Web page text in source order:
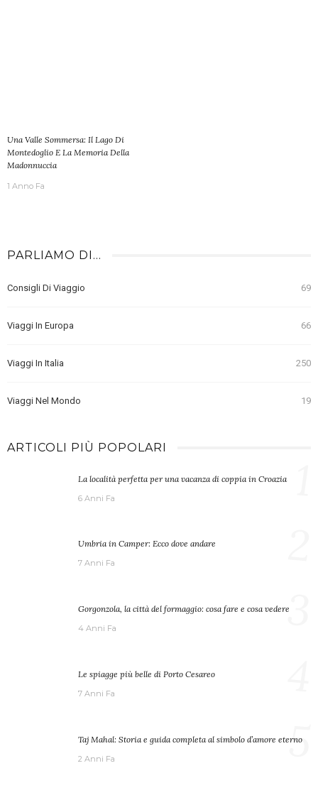
Una Valle Sommersa: Il Lago Di
Montedoglio E La Memoria Della
Madonnuccia
1 Anno Fa
PARLIAMO DI…
Consigli Di Viaggio 69
Viaggi In Europa 66
Viaggi In Italia 250
Viaggi Nel Mondo 19
ARTICOLI PIÙ POPOLARI
La località perfetta per una vacanza di coppia in Croazia
6 Anni Fa
Umbria in Camper: Ecco dove andare
7 Anni Fa
Gorgonzola, la città del formaggio: cosa fare e cosa vedere
4 Anni Fa 3
Le spiagge più belle di Porto Cesareo
7 Anni Fa
Taj Mahal: Storia e guida completa al simbolo d’amore eterno
2 Anni Fa 5